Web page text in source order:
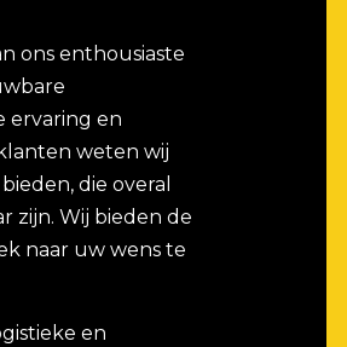
ons enthousiaste
ervaring en
weten wij
die overal
zijn. Wij bieden de
naar uw wens te
en